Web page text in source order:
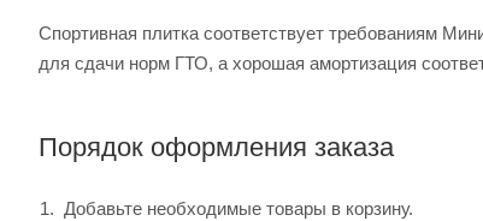
Спортивная плитка соответствует требованиям
для сдачи норм ГТО, а хорошая амортизация
Порядок оформления заказа
Добавьте необходимые товары в корзину.